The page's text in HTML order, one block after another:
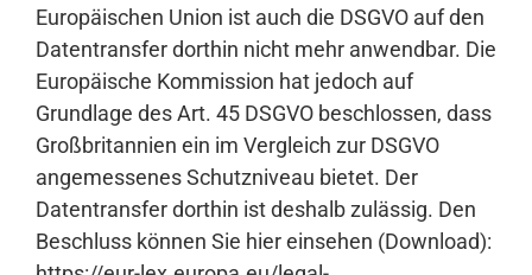
Europäischen Union ist auch die DSGVO auf den
Datentransfer dorthin nicht mehr anwendbar. Die
Europäische Kommission hat jedoch auf
Grundlage des Art. 45 DSGVO beschlossen, dass
Großbritannien ein im Vergleich zur DSGVO
angemessenes Schutzniveau bietet. Der
Datentransfer dorthin ist deshalb zulässig. Den
Beschluss können Sie hier einsehen (Download):